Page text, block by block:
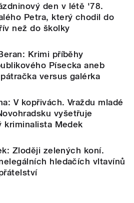
den v létě '78.
Petra, který chodil do
než do školky
Krimi příběhy
Písecka aneb
versus galérka
V kopřivách. Vraždu mladé
vyšetřuje
kriminalista Medek
Zloději zelených koní.
hledačích vltavínů